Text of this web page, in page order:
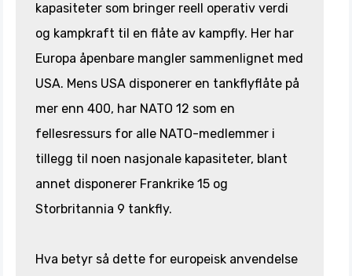
kapasiteter som bringer reell operativ verdi
og kampkraft til en flåte av kampfly. Her har
Europa åpenbare mangler sammenlignet med
USA. Mens USA disponerer en tankflyflåte på
mer enn 400, har NATO 12 som en
fellesressurs for alle NATO-medlemmer i
tillegg til noen nasjonale kapasiteter, blant
annet disponerer Frankrike 15 og
Storbritannia 9 tankfly.
Hva betyr så dette for europeisk anvendelse